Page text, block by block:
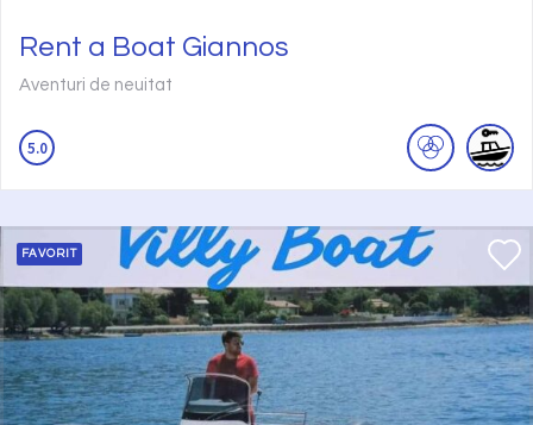
Rent a Boat Giannos
Aventuri de neuitat
5.0
FAVORIT